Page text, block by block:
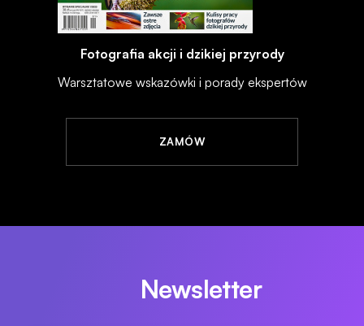
Fotografia akcji i dzikiej przyrody
Warsztatowe wskazówki i porady ekspertów
ZAMÓW
Newsletter